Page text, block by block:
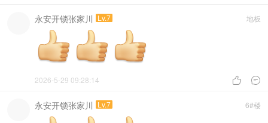
地板
永安开锁张家川 Lv.7
 
2026-5-29 09:28:14
6#楼
永安开锁张家川 Lv.7